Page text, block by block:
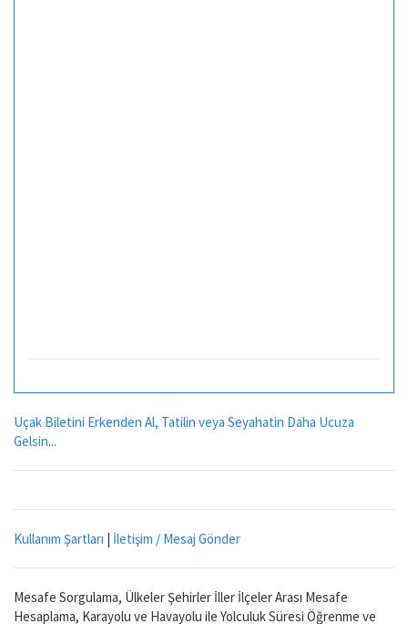
Uçak Biletini Erkenden Al, Tatilin veya Seyahatin Daha Ucuza
Gelsin...
Kullanım Şartları | İletişim / Mesaj Gönder
Mesafe Sorgulama, Ülkeler Şehirler İller İlçeler Arası Mesafe
Hesaplama, Karayolu ve Havayolu ile Yolculuk Süresi Öğrenme ve